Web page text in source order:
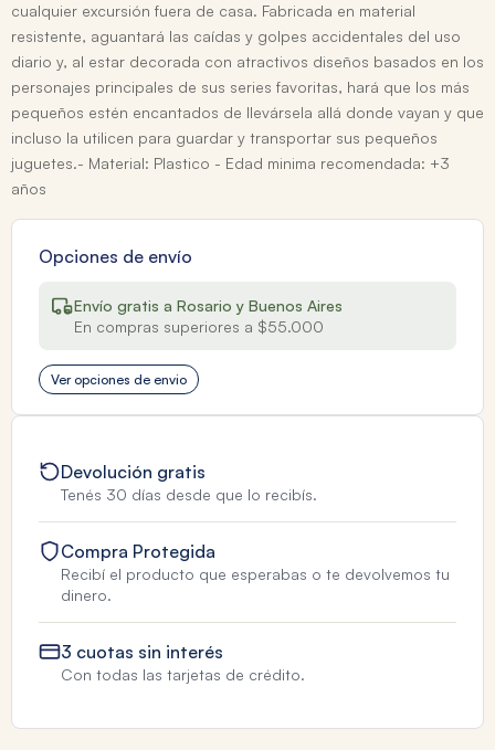
cualquier excursión fuera de casa. Fabricada en material
resistente, aguantará las caídas y golpes accidentales del uso
diario y, al estar decorada con atractivos diseños basados en los
personajes principales de sus series favoritas, hará que los más
pequeños estén encantados de llevársela allá donde vayan y que
incluso la utilicen para guardar y transportar sus pequeños
juguetes.- Material: Plastico - Edad minima recomendada: +3
años
Opciones de envío
Envío gratis a Rosario y Buenos Aires
En compras superiores a $55.000
Ver opciones de envio
Devolución gratis
Tenés 30 días desde que lo recibís.
Compra Protegida
Recibí el producto que esperabas o te devolvemos tu
dinero.
3 cuotas sin interés
Con todas las tarjetas de crédito.